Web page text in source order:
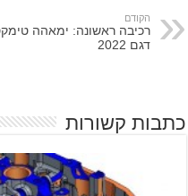
הקודם
דגם 2022
כתבות קשורות